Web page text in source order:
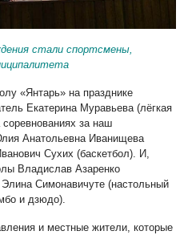
стали спортсмены,
«Янтарь» на празднике
Екатерина Муравьева (лёгкая
соревнованиях за наш
Анатольевна Иванищева
Сухих (баскетбол). И,
Владислав Азаренко
Симонавичуте (настольный
и дзюдо).
и местные жители, которые